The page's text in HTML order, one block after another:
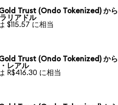
Trust (Ondo Tokenized) から
リアドル
$115.57 に相当
Trust (Ondo Tokenized) から
レアル
R$416.30 に相当